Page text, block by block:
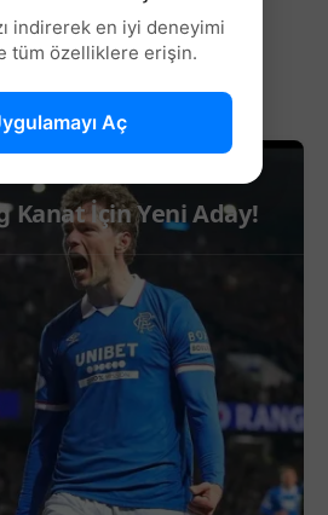
YAZILAR...
Kanat İçin Yeni Aday!
indirerek en iyi deneyimi
tüm özelliklere erişin.
Aç